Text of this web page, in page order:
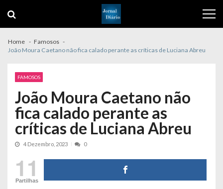
navigation
content
Home
Famosos
João Moura Caetano não fica calado perante as críticas de Luciana Abreu
FAMOSOS
João Moura Caetano não
fica calado perante as
críticas de Luciana Abreu
4 Dezembro, 2023 0
11
Partilhas